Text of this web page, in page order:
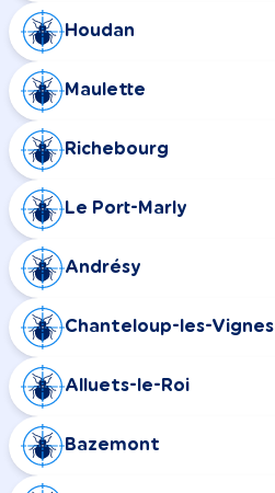
Houdan
Maulette
Richebourg
Le Port-Marly
Andrésy
Chanteloup-les-Vignes
Alluets-le-Roi
Bazemont